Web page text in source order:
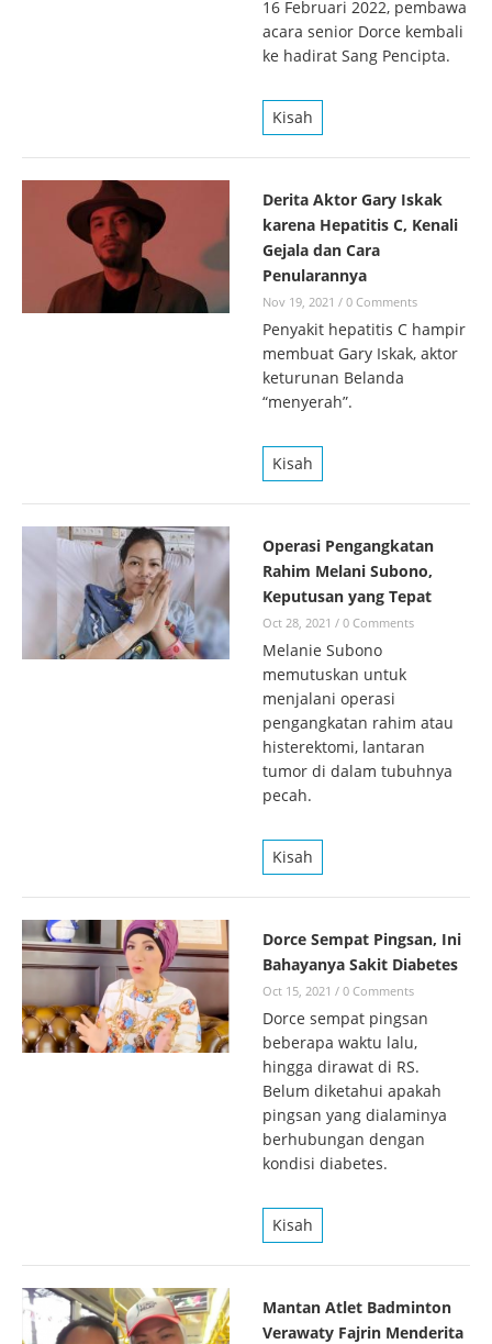
16 Februari 2022, pembawa
acara senior Dorce kembali
ke hadirat Sang Pencipta.
Kisah
Derita Aktor Gary Iskak
karena Hepatitis C, Kenali
Gejala dan Cara
Penularannya
Nov 19, 2021 / 0 Comments
Penyakit hepatitis C hampir
membuat Gary Iskak, aktor
keturunan Belanda
“menyerah”.
Kisah
Operasi Pengangkatan
Rahim Melani Subono,
Keputusan yang Tepat
Oct 28, 2021 / 0 Comments
Melanie Subono
memutuskan untuk
menjalani operasi
pengangkatan rahim atau
histerektomi, lantaran
tumor di dalam tubuhnya
pecah.
Kisah
Dorce Sempat Pingsan, Ini
Bahayanya Sakit Diabetes
Oct 15, 2021 / 0 Comments
Dorce sempat pingsan
beberapa waktu lalu,
hingga dirawat di RS.
Belum diketahui apakah
pingsan yang dialaminya
berhubungan dengan
kondisi diabetes.
Kisah
Mantan Atlet Badminton
Verawaty Fajrin Menderita